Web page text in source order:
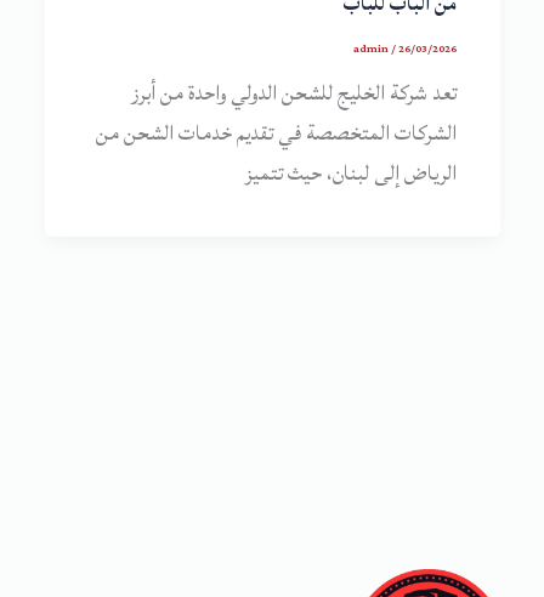
admin/26/03/2026
تعد شركة الخليج للشحن الدولي واحدة من أبرز
الشركات المتخصصة في تقديم خدمات الشحن من
الرياض إلى لبنان، حيث تتميز